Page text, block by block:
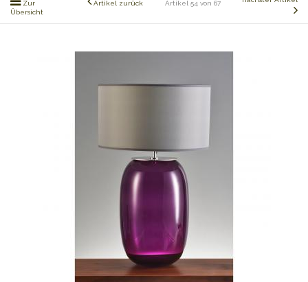
Zur
Übersicht
Artikel zurück Artikel 54 von 67